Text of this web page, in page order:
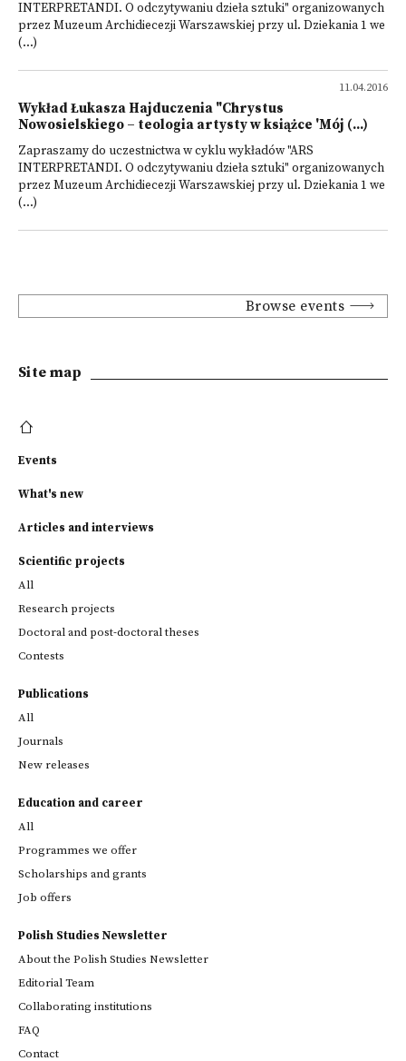
INTERPRETANDI. O odczytywaniu dzieła sztuki" organizowanych
przez Muzeum Archidiecezji Warszawskiej przy ul. Dziekania 1 we
(...)
11.04.2016
Wykład Łukasza Hajduczenia "Chrystus
Nowosielskiego – teologia artysty w książce 'Mój (...)
Zapraszamy do uczestnictwa w cyklu wykładów "ARS
INTERPRETANDI. O odczytywaniu dzieła sztuki" organizowanych
przez Muzeum Archidiecezji Warszawskiej przy ul. Dziekania 1 we
(...)
Browse events
Site map
Events
What's new
Articles and interviews
Scientific projects
All
Research projects
Doctoral and post-doctoral theses
Contests
Publications
All
Journals
New releases
Education and career
All
Programmes we offer
Scholarships and grants
Job offers
Polish Studies Newsletter
About the Polish Studies Newsletter
Editorial Team
Collaborating institutions
FAQ
Contact